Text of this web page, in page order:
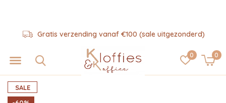
0 0
Gratis verzending vanaf €100 (sale uitgezonderd)
SALE